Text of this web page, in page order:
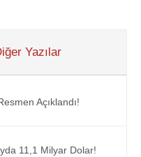
Yazılar
Açıklandı!
11,1 Milyar Dolar!